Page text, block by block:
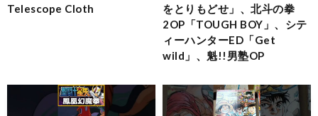
Telescope Cloth
をとりもどせ」、北斗の拳
2OP「TOUGH BOY」、シテ
ィーハンターED「Get
wild」、魁!!男塾OP